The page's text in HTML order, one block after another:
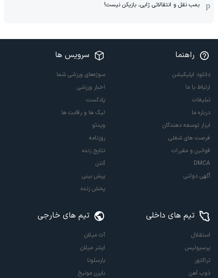
بمب نقل و انتقالاتی ژابی، بازیکن نیست!
راهنما
دانلود اپلیکیشن
ارتباط با ما
تبلیغات
درباره ما
ابزار توسعه دهندگان
فرصت های شغلی
قوانین و مقررات
DMCA
آگهی دولتی
سرویس ها
سوژه‌های ورزشی شما
اخبار ورزشی
پادکست
لیگ ها و رقابت ها
ویدئو
روزنامه
نتایج زنده
آنتن
پیش بینی
پخش زنده
تیم های داخلی
استقلال
پرسپولیس
تراکتور
ذوب آهن
تیم های خارجی
آث میلان
اینتر میلان
بارسلونا
بایرن مونیخ